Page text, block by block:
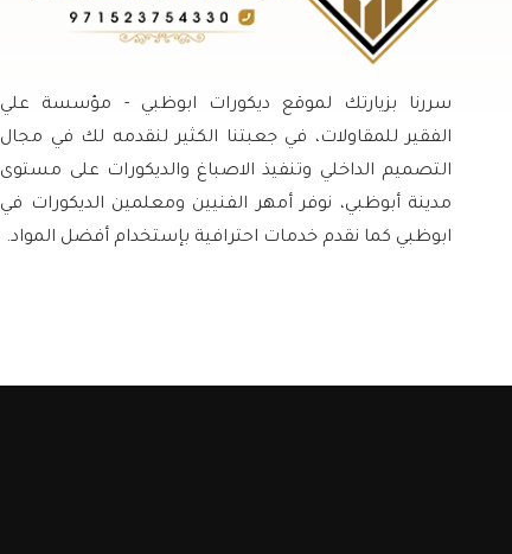
سررنا بزيارتك لموقع ديكورات ابوظبي - مؤسسة علي
الفقير للمقاولات، في جعبتنا الكثير لنقدمه لك في مجال
التصميم الداخلي وتنفيذ الاصباغ والديكورات على مستوى
مدينة أبوظبي، نوفر أمهر الفنيين ومعلمين الديكورات في
ابوظبي كما نقدم خدمات احترافية بإستخدام أفضل المواد.